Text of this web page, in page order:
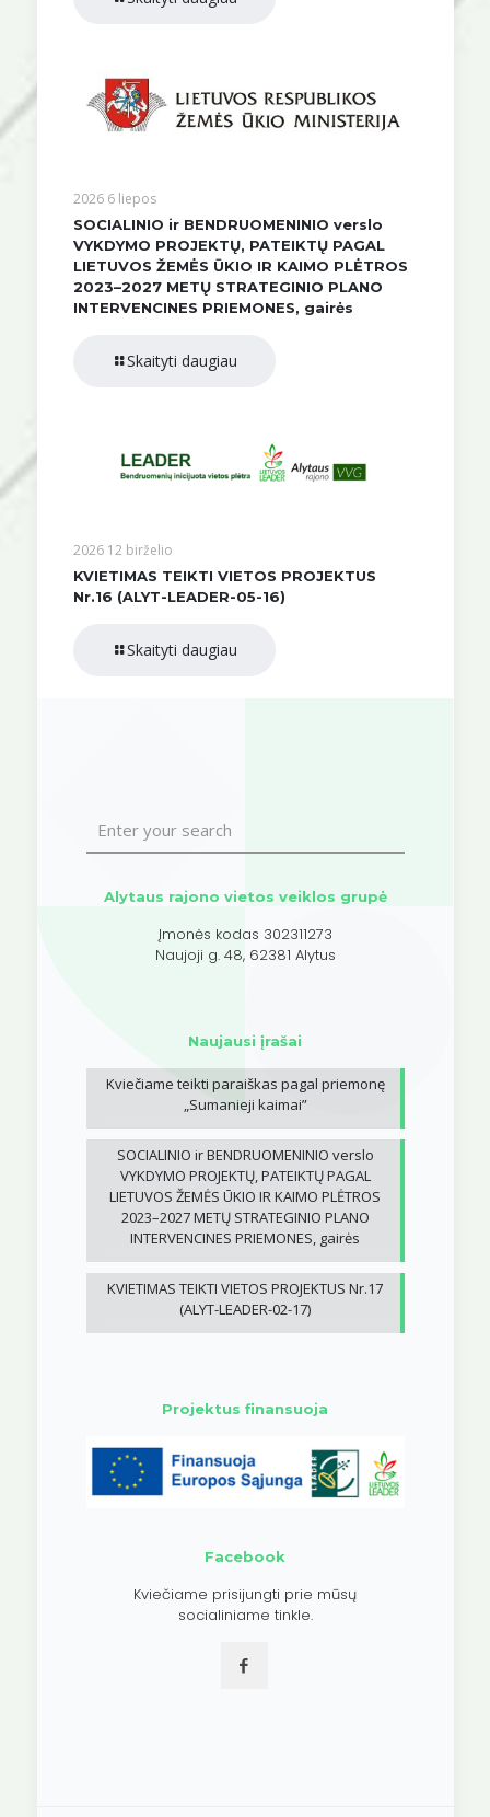
2026 6 liepos
SOCIALINIO ir BENDRUOMENINIO verslo
VYKDYMO PROJEKTŲ, PATEIKTŲ PAGAL
LIETUVOS ŽEMĖS ŪKIO IR KAIMO PLĖTROS
2023–2027 METŲ STRATEGINIO PLANO
INTERVENCINES PRIEMONES, gairės
Skaityti daugiau
2026 12 birželio
KVIETIMAS TEIKTI VIETOS PROJEKTUS
Nr.16 (ALYT-LEADER-05-16)
Skaityti daugiau
Alytaus rajono vietos veiklos grupė
Įmonės kodas 302311273
Naujoji g. 48, 62381 Alytus
Naujausi įrašai
Kviečiame teikti paraiškas pagal priemonę
„Sumanieji kaimai”
SOCIALINIO ir BENDRUOMENINIO verslo
VYKDYMO PROJEKTŲ, PATEIKTŲ PAGAL
LIETUVOS ŽEMĖS ŪKIO IR KAIMO PLĖTROS
2023–2027 METŲ STRATEGINIO PLANO
INTERVENCINES PRIEMONES, gairės
KVIETIMAS TEIKTI VIETOS PROJEKTUS Nr.17
(ALYT-LEADER-02-17)
Projektus finansuoja
Facebook
Kviečiame prisijungti prie mūsų
socialiniame tinkle.